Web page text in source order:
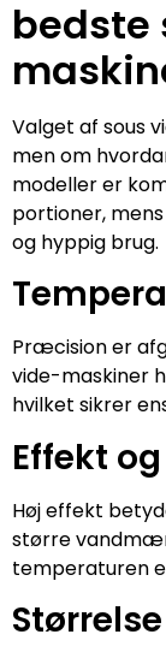
bedste
Valget af sous
men om
modeller er
portioner,
og hyppig brug.
Præcision er
vide-maskiner
hvilket sikrer
Effekt
Høj effekt
større
temperaturen